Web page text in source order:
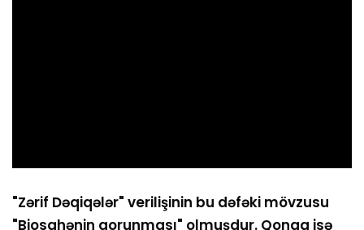
"Zərif Dəqiqələr" verilişinin bu dəfəki mövzusu
"Biosahənin qorunması" olmuşdur. Qonaq isə